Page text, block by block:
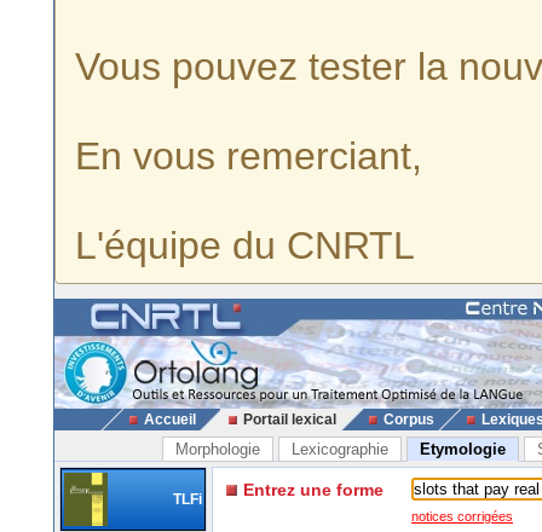
Vous pouvez tester la
En vous remerciant,
L'équipe du CNRTL
Accueil Portail lexical Corpus
Morphologie Lexicographie Etymologie
TLFi Entrez une forme
notices corrigées